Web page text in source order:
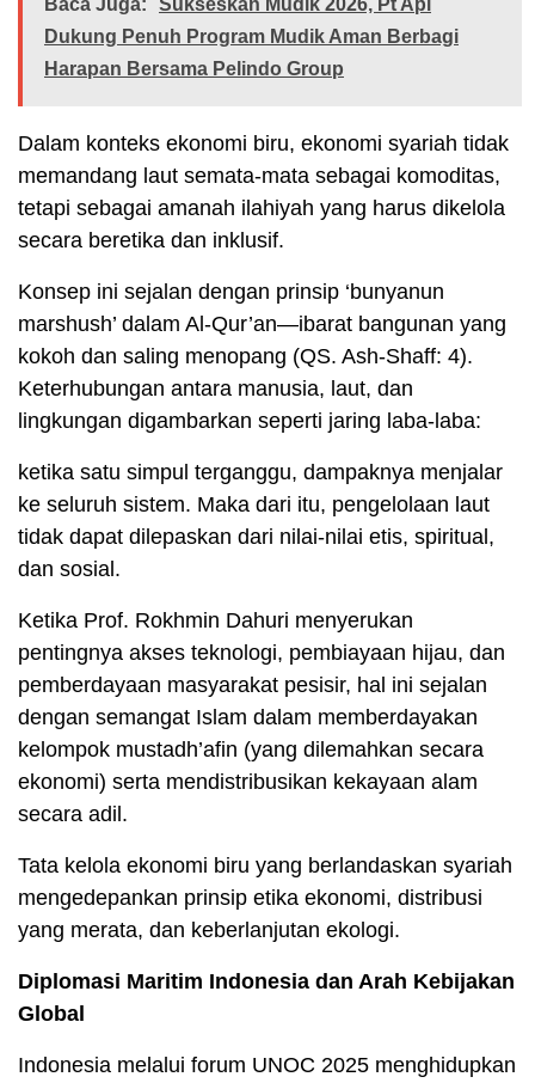
Dukung Penuh Program Mudik Aman Berbagi
Harapan Bersama Pelindo Group
Dalam konteks ekonomi biru, ekonomi syariah tidak
memandang laut semata-mata sebagai komoditas,
tetapi sebagai amanah ilahiyah yang harus dikelola
secara beretika dan inklusif.
Konsep ini sejalan dengan prinsip ‘bunyanun
marshush’ dalam Al-Qur’an—ibarat bangunan yang
kokoh dan saling menopang (QS. Ash-Shaff: 4).
Keterhubungan antara manusia, laut, dan
lingkungan digambarkan seperti jaring laba-laba:
ketika satu simpul terganggu, dampaknya menjalar
ke seluruh sistem. Maka dari itu, pengelolaan laut
tidak dapat dilepaskan dari nilai-nilai etis, spiritual,
dan sosial.
Ketika Prof. Rokhmin Dahuri menyerukan
pentingnya akses teknologi, pembiayaan hijau, dan
pemberdayaan masyarakat pesisir, hal ini sejalan
dengan semangat Islam dalam memberdayakan
kelompok mustadh’afin (yang dilemahkan secara
ekonomi) serta mendistribusikan kekayaan alam
secara adil.
Tata kelola ekonomi biru yang berlandaskan syariah
mengedepankan prinsip etika ekonomi, distribusi
yang merata, dan keberlanjutan ekologi.
Diplomasi Maritim Indonesia dan Arah Kebijakan
Global
Indonesia melalui forum UNOC 2025 menghidupkan